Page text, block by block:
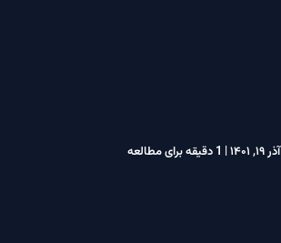
آذر ۱۹, ۱۴۰۱ | 1 دقیقه برای مطالعه